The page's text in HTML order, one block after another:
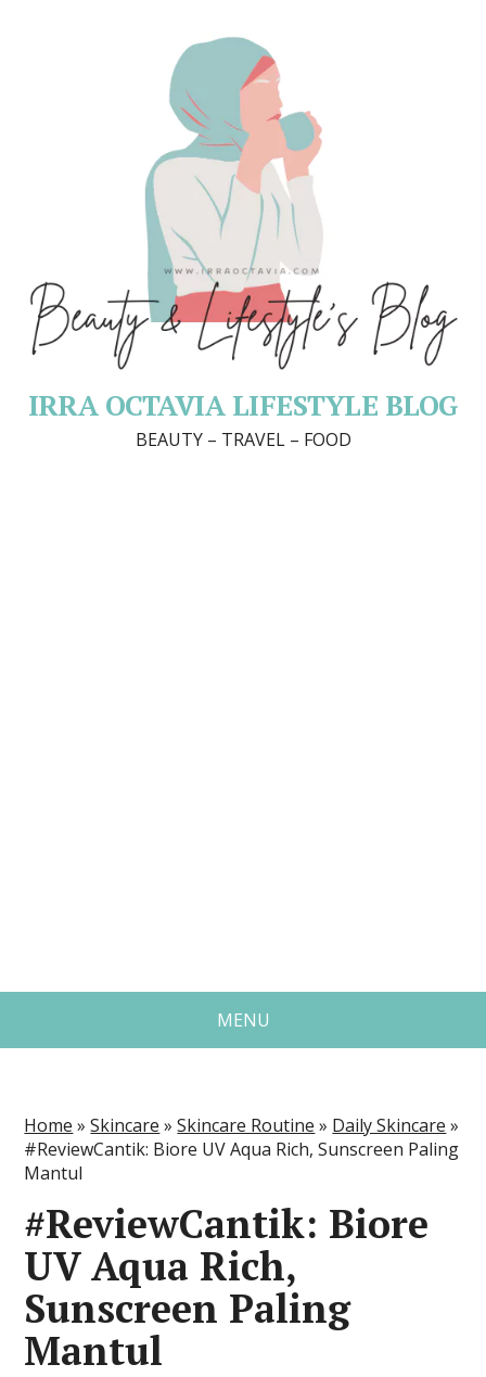
IRRA OCTAVIA LIFESTYLE BLOG
BEAUTY – TRAVEL – FOOD
MENU
Home »Skincare »Skincare Routine » Daily Skincare »
#ReviewCantik: Biore UV Aqua Rich, Sunscreen Paling
Mantul
#ReviewCantik: Biore
UV Aqua Rich,
Sunscreen Paling
Mantul